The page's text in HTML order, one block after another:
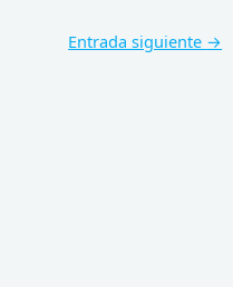
Entrada siguiente →